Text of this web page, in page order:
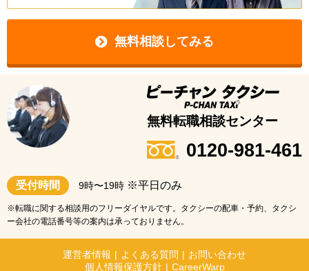
無料相談してみる
無料転職相談センター
0120-981-461
受付時間 9時〜19時 ※平日のみ
※転職に関する相談用のフリーダイヤルです。タクシーの配車・予約、タクシ
ー会社の電話番号等の案内は承っておりません。
運営者情報 | よくある質問 | お問い合わせ
個人情報保護方針 | CareerWarp